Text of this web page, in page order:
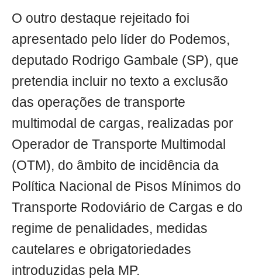
O outro destaque rejeitado foi
apresentado pelo líder do Podemos,
deputado Rodrigo Gambale (SP), que
pretendia incluir no texto a exclusão
das operações de transporte
multimodal de cargas, realizadas por
Operador de Transporte Multimodal
(OTM), do âmbito de incidência da
Política Nacional de Pisos Mínimos do
Transporte Rodoviário de Cargas e do
regime de penalidades, medidas
cautelares e obrigatoriedades
introduzidas pela MP.